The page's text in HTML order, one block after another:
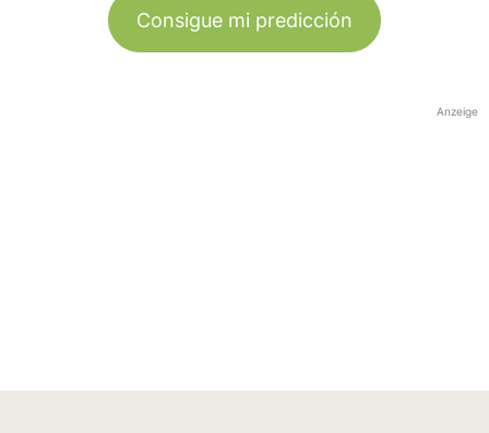
Consigue mi predicción
Anzeige